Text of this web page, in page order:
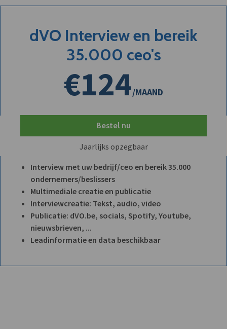
dVO Interview en bereik
35.000 ceo's
€124/MAAND
Bestel nu
Jaarlijks opzegbaar
Interview met uw bedrijf/ceo en bereik 35.000
ondernemers/beslissers
Multimediale creatie en publicatie
Interviewcreatie: Tekst, audio, video
Publicatie: dVO.be, socials, Spotify, Youtube,
nieuwsbrieven, ...
Leadinformatie en data beschikbaar